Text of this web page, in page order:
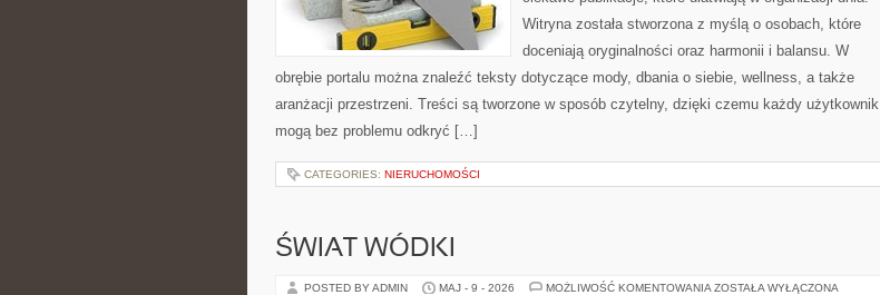
Witryna została stworzona z myślą o osobach, które
doceniają oryginalności oraz harmonii i balansu. W
obrębie portalu można znaleźć teksty dotyczące mody, dbania o siebie, wellness, a także
aranżacji przestrzeni. Treści są tworzone w sposób czytelny, dzięki czemu każdy użytkownik
mogą bez problemu odkryć […]
CATEGORIES: NIERUCHOMOŚCI
ŚWIAT WÓDKI
POSTED BY ADMIN MAJ - 9 - 2026 MOŻLIWOŚĆ KOMENTOWANIA ŚWIAT
ZOSTAŁA WYŁĄCZONA